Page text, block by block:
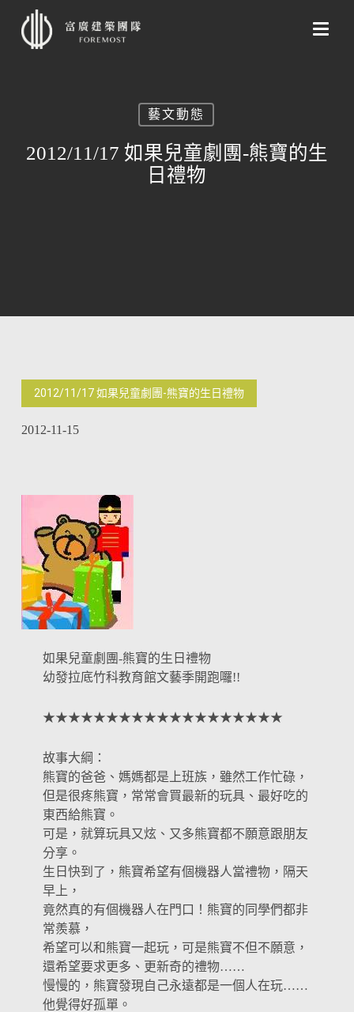
藝文動態
2012/11/17 如果兒童劇團-熊寶的生
日禮物
2012/11/17 如果兒童劇團-熊寶的生日禮物
2012-11-15
如果兒童劇團-熊寶的生日禮物
幼發拉底竹科教育館文藝季開跑囉!!
★★★★★★★★★★★★★★★★★★★
故事大綱：
熊寶的爸爸、媽媽都是上班族，雖然工作忙碌，
但是很疼熊寶，常常會買最新的玩具、最好吃的
東西給熊寶。
可是，就算玩具又炫、又多熊寶都不願意跟朋友
分享。
生日快到了，熊寶希望有個機器人當禮物，隔天
早上，
竟然真的有個機器人在門口！熊寶的同學們都非
常羨慕，
希望可以和熊寶一起玩，可是熊寶不但不願意，
還希望要求更多、更新奇的禮物……
慢慢的，熊寶發現自己永遠都是一個人在玩……
他覺得好孤單。